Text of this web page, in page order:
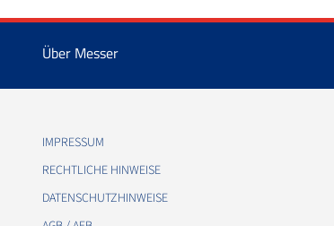
Über Messer
IMPRESSUM
RECHTLICHE HINWEISE
DATENSCHUTZHINWEISE